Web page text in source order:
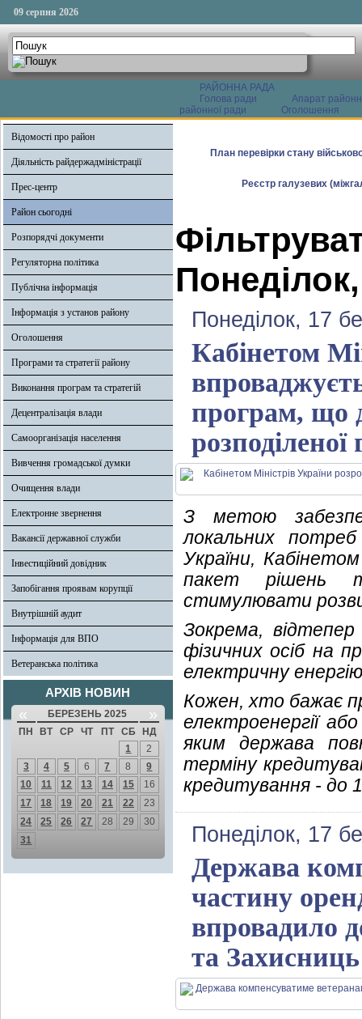
09 серпня 2026
РАЙОННА РАДА
Голова ради
Апарат
районної ради
Оголошення
Відомості про район
Діяльність райдержадміністрації
Прес-центр
Район сьогодні
Розпорядчі документи
Регуляторна політика
Публічна інформація
Інформація з установ району
Оголошення
Програми та стратегії району
Виконання програм та стратегій
Децентралізація влади
Самоорганізація населення
Вивчення громадської думки
Очищення влади
Електронне звернення
Вакансії державної служби
Інвестиційний довідник
Запобігання проявам корупції
Внутрішній аудит
Інформація для ВПО
Ветеранська політика
АРХІВ НОВИН
« БЕРЕЗЕНЬ 2025 »
ПН ВТ СР ЧТ ПТ СБ
НД
1
2
3
4 5 6 7 8
9
10
11 12 13 14 15
16
17
18 19 20 21 22
23
24
25 26 27 28 29
30
31
План перевірки стану
Реєстр галузевих
Понеділок, 17
Кабінетом
програм, що
розподіленої
З метою
локальних
України,
пакет рішень
стимулювати
Зокрема,
фізичних осіб на
електричну
Кожен, хто бажає
електроенергії
яким держава
терміну
кредитування - до
Понеділок, 17
Держава
частину
впровадило
та Захисниць